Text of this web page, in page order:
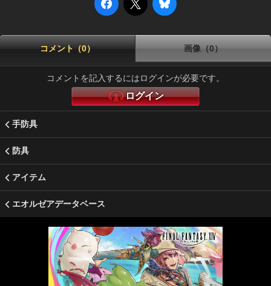
コメント（0） 画像（0）
コメントを記入するにはログインが必要です。
ログイン
手防具
防具
アイテム
エオルゼアデータベース